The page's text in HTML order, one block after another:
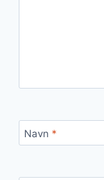
Navn *